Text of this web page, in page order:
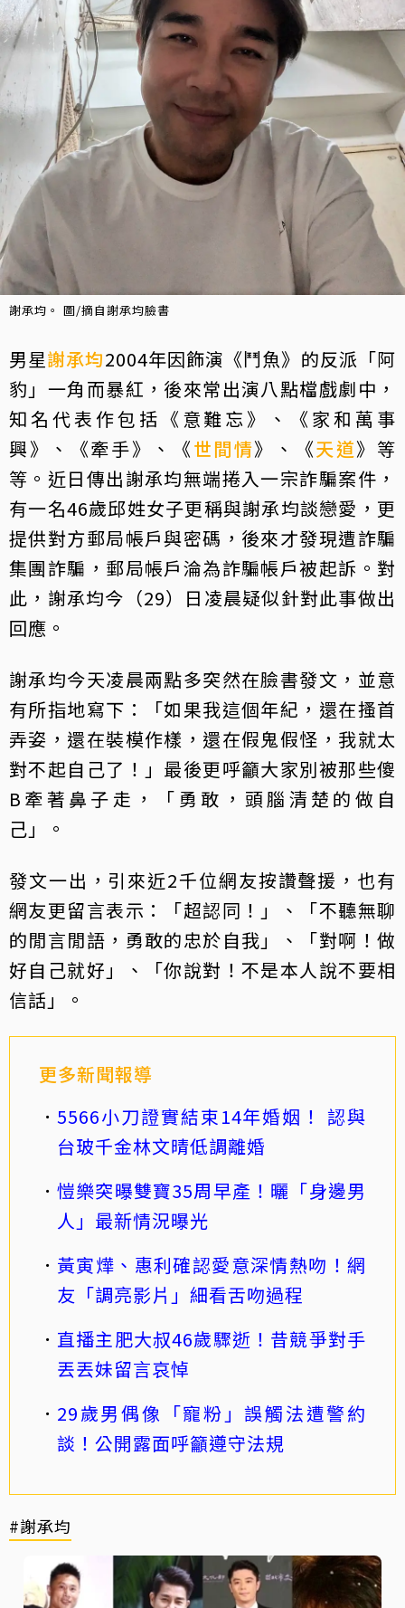
謝承均。 圖/摘自謝承均臉書
男星謝承均2004年因飾演《鬥魚》的反派「阿
豹」一角而暴紅，後來常出演八點檔戲劇中，
知名代表作包括《意難忘》、《家和萬事
興》、《牽手》、《世間情》、《天道》等
等。近日傳出謝承均無端捲入一宗詐騙案件，
有一名46歲邱姓女子更稱與謝承均談戀愛，更
提供對方郵局帳戶與密碼，後來才發現遭詐騙
集團詐騙，郵局帳戶淪為詐騙帳戶被起訴。對
此，謝承均今（29）日凌晨疑似針對此事做出
回應。
謝承均今天凌晨兩點多突然在臉書發文，並意
有所指地寫下：「如果我這個年紀，還在搔首
弄姿，還在裝模作樣，還在假鬼假怪，我就太
對不起自己了！」最後更呼籲大家別被那些傻
B牽著鼻子走，「勇敢，頭腦清楚的做自
己」。
發文一出，引來近2千位網友按讚聲援，也有
網友更留言表示：「超認同！」、「不聽無聊
的閒言閒語，勇敢的忠於自我」、「對啊！做
好自己就好」、「你說對！不是本人說不要相
信話」。
更多新聞報導
5566小刀證實結束14年婚姻！ 認與
台玻千金林文晴低調離婚
愷樂突曝雙寶35周早產！曬「身邊男
人」最新情況曝光
黃寅燁、惠利確認愛意深情熱吻！網
友「調亮影片」細看舌吻過程
直播主肥大叔46歲驟逝！昔競爭對手
丟丟妹留言哀悼
29歲男偶像「寵粉」誤觸法遭警約
談！公開露面呼籲遵守法規
#謝承均